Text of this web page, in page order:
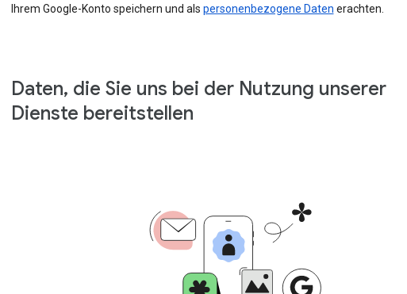
Ihrem Google-Konto speichern und als personenbezogene Daten erachten.
Daten, die Sie uns bei der Nutzung unserer
Dienste bereitstellen